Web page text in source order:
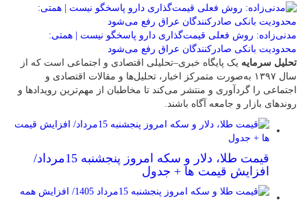
مدنی‌زاده: روش فعلی قیمت‌گذاری دارو پاسخگو نیست | همتی:
محدودیت بانکی صادرکنندگان عراق رفع می‌شود
تحلیل سرمایه یک پایگاه خبری–تحلیلی اقتصادی و اجتماعی است که از
سال ۱۳۹۷ به‌صورت متمرکز اخبار، تحلیل‌ها و مقالات اقتصادی و
اجتماعی را گردآوری و منتشر می‌کند تا مخاطبان از مهم‌ترین رویدادها و
روندهای بازار و جامعه آگاه باشند.
قیمت طلا، دلار و سکه امروز پنجشنبه 15مرداد/
افزایش قیمت ها + جدول